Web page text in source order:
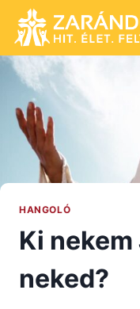
content
HANGOLÓ
Ki nekem
neked?